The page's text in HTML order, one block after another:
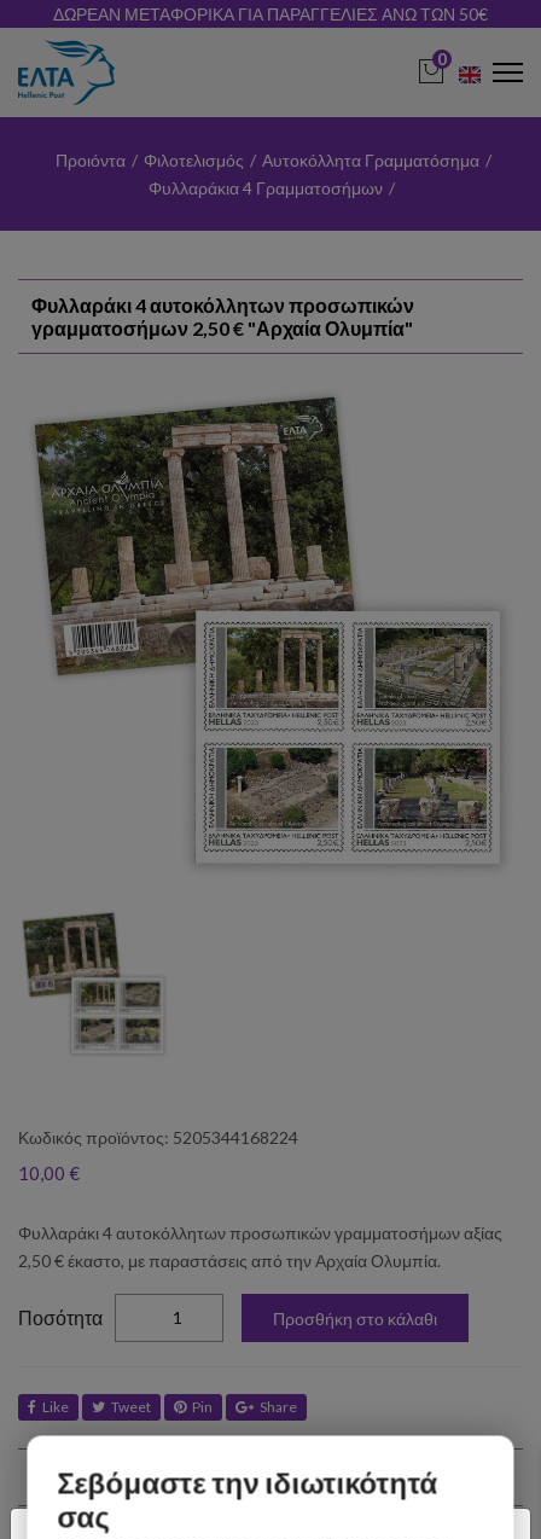
ΔΩΡΕΑΝ ΜΕΤΑΦΟΡΙΚΑ ΓΙΑ ΠΑΡΑΓΓΕΛΙΕΣ ΑΝΩ ΤΩΝ 50€
0
Προιόντα / Φιλοτελισμός / Αυτοκόλλητα Γραμματόσημα /
Φυλλαράκια 4 Γραμματοσήμων /
Φυλλαράκι 4 αυτοκόλλητων προσωπικών
γραμματοσήμων 2,50 € "Αρχαία Ολυμπία"
Κωδικός προϊόντος: 5205344168224
10,00 €
Φυλλαράκι 4 αυτοκόλλητων προσωπικών γραμματοσήμων αξίας
2,50 € έκαστο, με παραστάσεις από την Αρχαία Ολυμπία.
Ποσότητα Προσθήκη στο κάλαθι
Like Tweet Pin Share
Σχετικά Προϊόντα
Σεβόμαστε την ιδιωτικότητά
σας